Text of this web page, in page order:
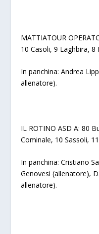
MATTIATOUR
10 Casoli, 9 Laghbira, 8
In panchina: Andrea
allenatore).
IL ROTINO ASD A: 80
Cominale, 10 Sassoli,
In panchina: Cristiano
Genovesi (allenatore),
allenatore).